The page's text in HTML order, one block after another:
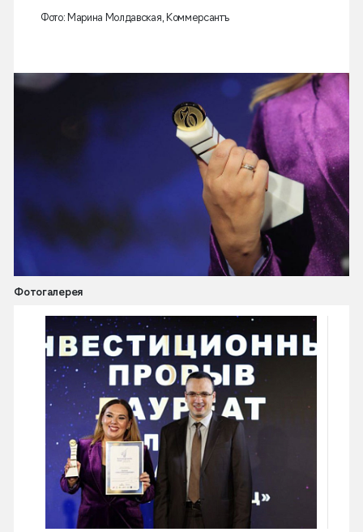
Фото: Марина Молдавская, Коммерсантъ
Фотогалерея